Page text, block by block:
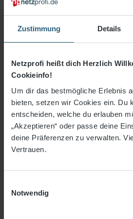
Zustimmung Details
Netzprofi heißt dich Herzlich
Cookieinfo!
Um dir das bestmögliche Erlebnis
bieten, setzen wir Cookies ein. Du
entscheiden, welche du erlauben
„Akzeptieren“ oder passe deine
deine Präferenzen zu verwalten.
Vertrauen.
Notwendig
141,17 €*